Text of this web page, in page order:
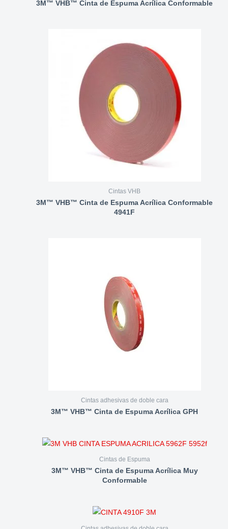
3M™ VHB™ Cinta de Espuma Acrílica Conformable
Cintas VHB
3M™ VHB™ Cinta de Espuma Acrílica Conformable
4941F
Cintas adhesivas de doble cara
3M™ VHB™ Cinta de Espuma Acrílica GPH
Cintas de Espuma
3M™ VHB™ Cinta de Espuma Acrílica Muy
Conformable